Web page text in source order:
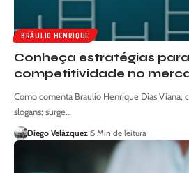
BRÁULIO HENRIQUE
Conheça estratégias
competitividade no
Como comenta Braulio Henrique Dias Viana,
slogans; surge…
Diego Velázquez 5 Min de leitura